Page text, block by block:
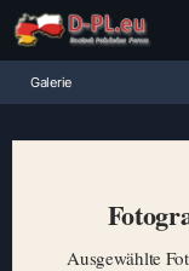
Galerie
Ausgewählte